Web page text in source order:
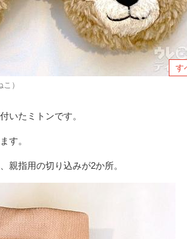
す
）
いたミトンです。
す。
親指用の切り込みが2か所。